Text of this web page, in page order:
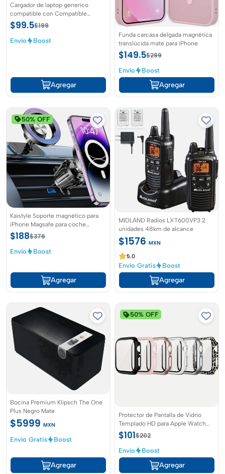
Cargador de laptop generico
compatible con Compatible
Asus/lenovo 4.0x1.35mm
$99.5$199
Envío Boost
Agregar
Funda carcasa delgada magnética
translúcida mate para iPhone
$149.5$299
Envío Boost
Agregar
50% OFF
Kaistyle Soporte magnético para
iPhone Magsafe para coche
rotación 360 y compatible con
Iphone 15, 14, 13, 12,
$188$376
Envío Boost
Agregar
MIDLAND Radios LXT600VP3 2
unidades 48km de alcance
$1576 MXN
5.0
Envío Gratis Boost
Agregar
Bocina Premium Klipsch The One
Plus Negro Mate
$5999 MXN
Envío Gratis
Boost
Agregar
50% OFF
Protector de Pantalla de Vidrio
Templado HD para Apple Watch
Series con Cubierta Protectora
General Ultrafina y Resistente a
Arañazos para iWatch 42mm
$101$202
Envío Boost
Agregar